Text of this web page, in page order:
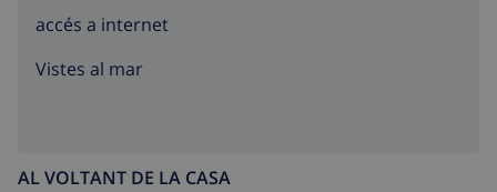
accés a internet
Vistes al mar
AL VOLTANT DE LA CASA